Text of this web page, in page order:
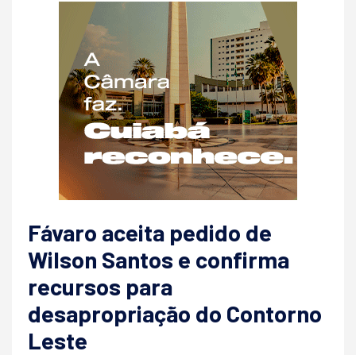
Fávaro aceita pedido de
Wilson Santos e confirma
recursos para
desapropriação do Contorno
Leste